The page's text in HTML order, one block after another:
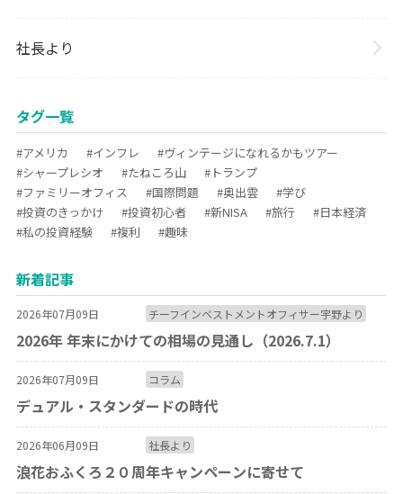
社長より
タグ一覧
#アメリカ #インフレ
#ヴィンテージになれるかもツアー
#シャープレシオ
#たねころ山
#トランプ
#ファミリーオフィス
#国際問題 #奥出雲
#学び
#投資のきっかけ
#投資初心者 #新NISA #旅行
#日本経済
#私の投資経験
#複利 #趣味
新着記事
2026年07月09日 チーフインベストメントオフィサー宇野より
2026年 年末にかけての相場の見通し（2026.7.1）
2026年07月09日 コラム
デュアル・スタンダードの時代
2026年06月09日 社長より
浪花おふくろ２０周年キャンペーンに寄せて